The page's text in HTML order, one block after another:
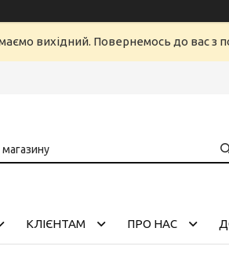
вихідний. Повернемось до вас з
КЛІЄНТАМ ПРО НАС